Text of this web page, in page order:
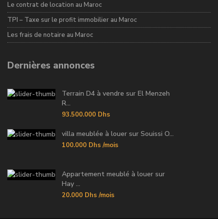
Le contrat de location au Maroc
TPI – Taxe sur le profit immobilier au Maroc
Les frais de notaire au Maroc
Dernières annonces
Terrain D4 à vendre sur El Menzeh
R...
93.500.000 Dhs
villa meublée à louer sur Souissi O...
100.000 Dhs /mois
Appartement meublé à louer sur
Hay ...
20.000 Dhs /mois